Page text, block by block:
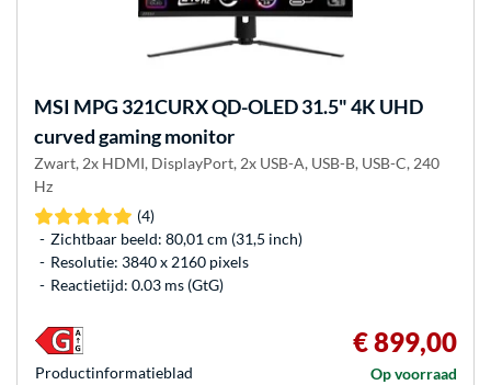
MSI MPG 321CURX QD-OLED 31.5" 4K UHD
curved gaming monitor
Zwart, 2x HDMI, DisplayPort, 2x USB-A, USB-B, USB-C, 240
Hz
(4)
Zichtbaar beeld: 80,01 cm (31,5 inch)
Resolutie: 3840 x 2160 pixels
Reactietijd: 0.03 ms (GtG)
€ 899,00
Op voorraad
Product­informatieblad